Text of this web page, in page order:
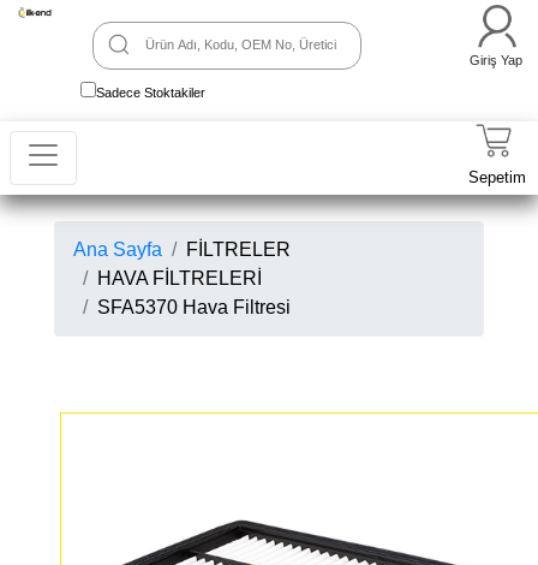
Sadece Stoktakiler
Giriş Yap
Sepetim
Ana Sayfa
FİLTRELER
HAVA FİLTRELERİ
SFA5370 Hava Filtresi